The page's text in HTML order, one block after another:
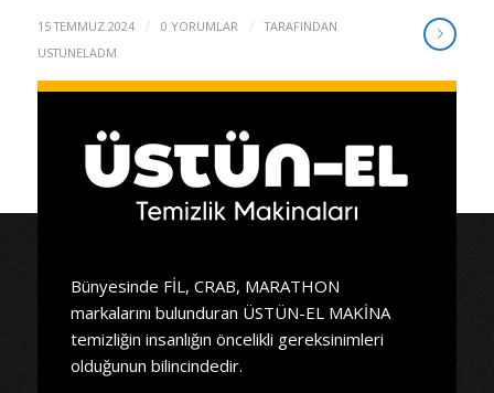
15 TEMMUZ 2024 / 0 YORUMLAR /
TARAFINDAN
USTUNELADM
Bünyesinde FİL, CRAB, MARATHON
markalarını bulunduran ÜSTÜN-EL MAKİNA
temizliğin insanlığın öncelikli gereksinimleri
olduğunun bilincindedir.